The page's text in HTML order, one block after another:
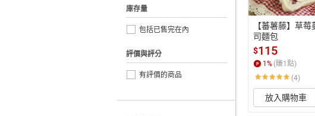
【蕃薯藤】草
司麵包
$115
1% (賺1點)
(4)
放入購物車
庫存量
包括已售完在內
評價與評分
有評價的商品